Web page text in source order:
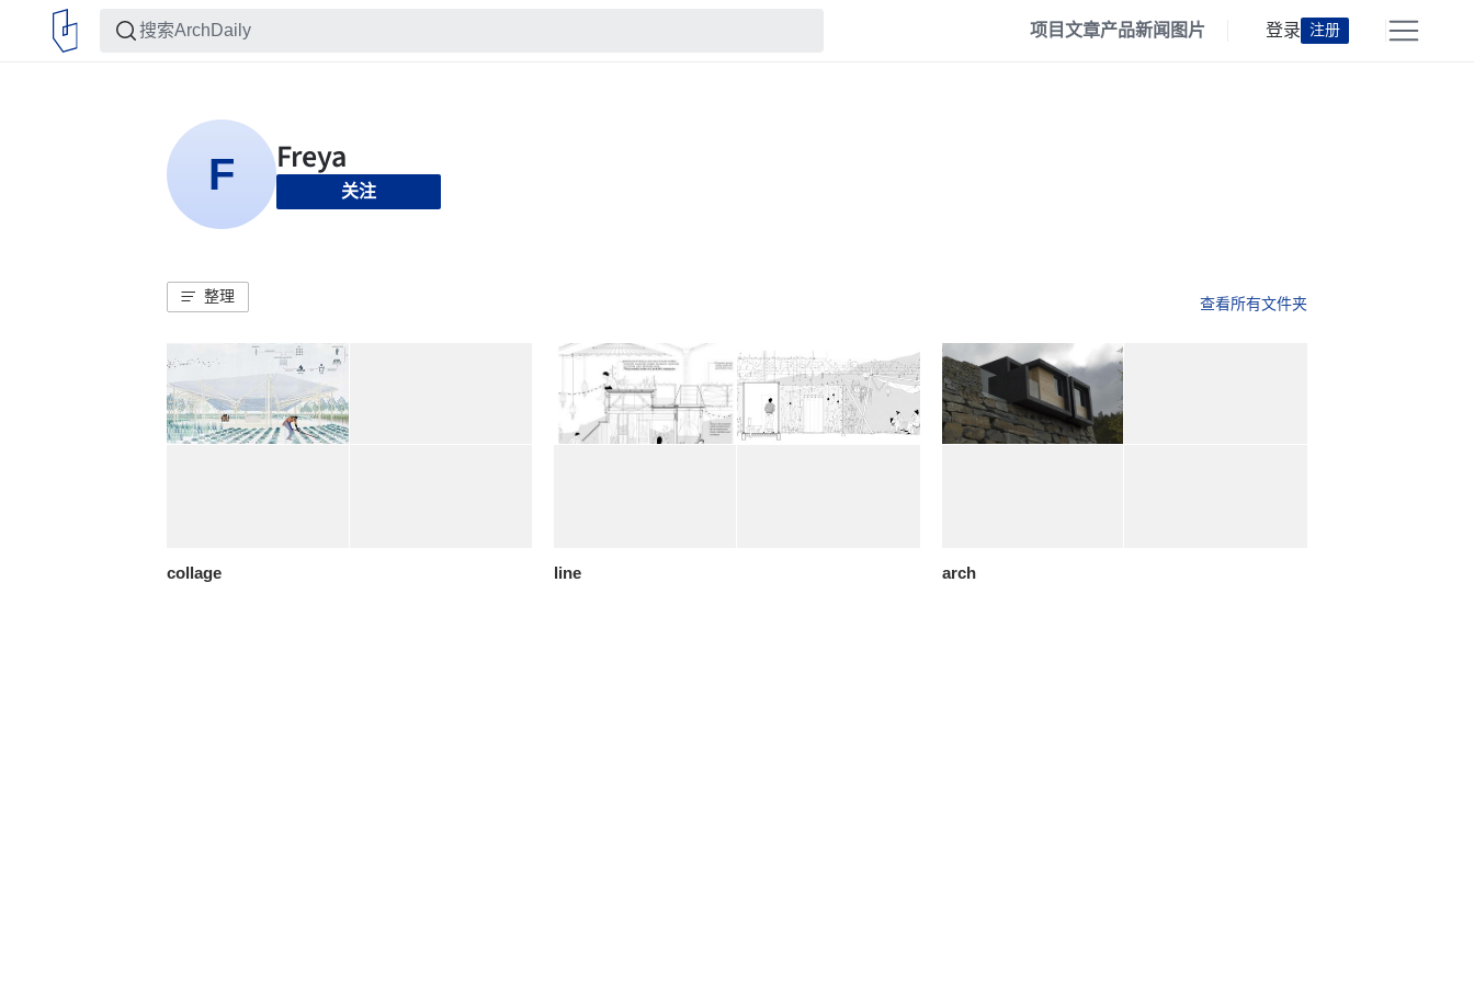
项目文章产品新闻 图片 登录 注册
关注
整理 查看所有文件夹
collage line arch